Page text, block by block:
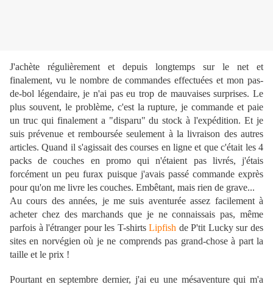
J'achète régulièrement et depuis longtemps sur le net et
finalement, vu le nombre de commandes effectuées et mon pas-
de-bol légendaire, je n'ai pas eu trop de mauvaises surprises. Le
plus souvent, le problème, c'est la rupture, je commande et paie
un truc qui finalement a "disparu" du stock à l'expédition. Et je
suis prévenue et remboursée seulement à la livraison des autres
articles. Quand il s'agissait des courses en ligne et que c'était les 4
packs de couches en promo qui n'étaient pas livrés, j'étais
forcément un peu furax puisque j'avais passé commande exprès
pour qu'on me livre les couches. Embêtant, mais rien de grave...
Au cours des années, je me suis aventurée assez facilement à
acheter chez des marchands que je ne connaissais pas, même
parfois à l'étranger pour les T-shirtsLipfish de P'tit Lucky sur des
sites en norvégien où je ne comprends pas grand-chose à part la
taille et le prix !
Pourtant en septembre dernier, j'ai eu une mésaventure qui m'a